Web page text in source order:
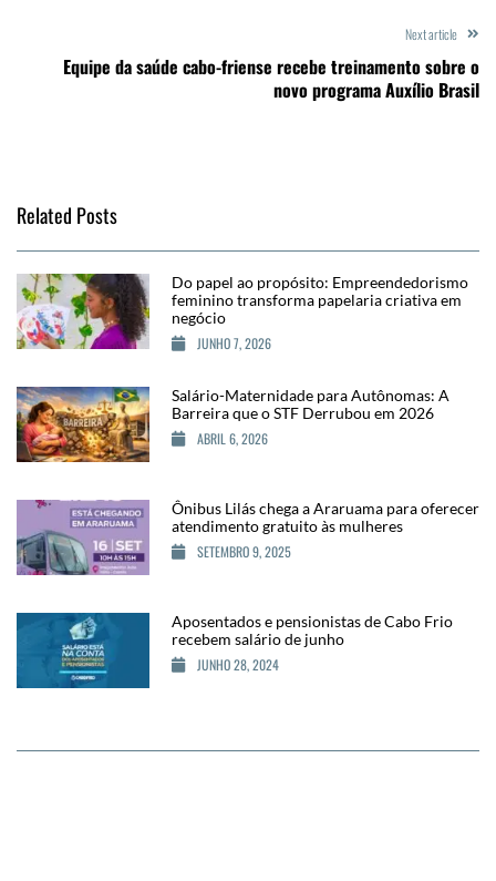
Next article
Equipe da saúde cabo-friense recebe treinamento sobre o
novo programa Auxílio Brasil
Related Posts
Do papel ao propósito: Empreendedorismo
feminino transforma papelaria criativa em
negócio
JUNHO 7, 2026
Salário-Maternidade para Autônomas: A
Barreira que o STF Derrubou em 2026
ABRIL 6, 2026
Ônibus Lilás chega a Araruama para oferecer
atendimento gratuito às mulheres
SETEMBRO 9, 2025
Aposentados e pensionistas de Cabo Frio
recebem salário de junho
JUNHO 28, 2024